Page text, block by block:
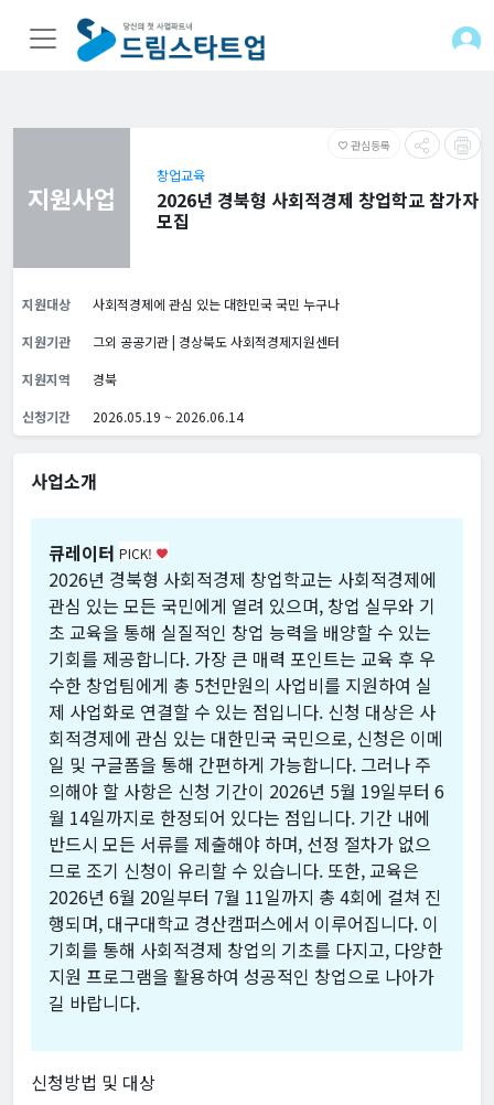
favorite_border 관심등록
지원사업
창업교육
2026년 경북형 사회적경제 창업학교 참가자
모집
지원대상
사회적경제에 관심 있는 대한민국 국민 누구나
지원기관
그외 공공기관 | 경상북도 사회적경제지원센터
지원지역
경북
신청기간
2026.05.19 ~ 2026.06.14
사업소개
큐레이터 PICK! favorite
2026년 경북형 사회적경제 창업학교는 사회적경제에
관심 있는 모든 국민에게 열려 있으며, 창업 실무와 기
초 교육을 통해 실질적인 창업 능력을 배양할 수 있는
기회를 제공합니다. 가장 큰 매력 포인트는 교육 후 우
수한 창업팀에게 총 5천만원의 사업비를 지원하여 실
제 사업화로 연결할 수 있는 점입니다. 신청 대상은 사
회적경제에 관심 있는 대한민국 국민으로, 신청은 이메
일 및 구글폼을 통해 간편하게 가능합니다. 그러나 주
의해야 할 사항은 신청 기간이 2026년 5월 19일부터 6
월 14일까지로 한정되어 있다는 점입니다. 기간 내에
반드시 모든 서류를 제출해야 하며, 선정 절차가 없으
므로 조기 신청이 유리할 수 있습니다. 또한, 교육은
2026년 6월 20일부터 7월 11일까지 총 4회에 걸쳐 진
행되며, 대구대학교 경산캠퍼스에서 이루어집니다. 이
기회를 통해 사회적경제 창업의 기초를 다지고, 다양한
지원 프로그램을 활용하여 성공적인 창업으로 나아가
길 바랍니다.
신청방법 및 대상